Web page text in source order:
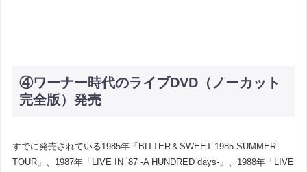
④ワーナー時代のライブDVD（ノーカット
完全版）発売
すでに発売されている1985年「BITTER＆SWEET 1985 SUMMER
TOUR」、1987年「LIVE IN ’87 -A HUNDRED days-」、1988年「LIVE